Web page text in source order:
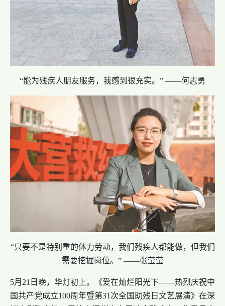
“能为残疾人朋友服务，我感到很充实。” ——何志勇
“只要不是特别重的体力劳动，我们残疾人都能做，但我们
需要挖掘岗位。” ——张莹莹
5月21日晚，华灯初上。《爱在灿烂阳光下——热烈庆祝中
国共产党成立100周年暨第31次全国助残日文艺展演》在深